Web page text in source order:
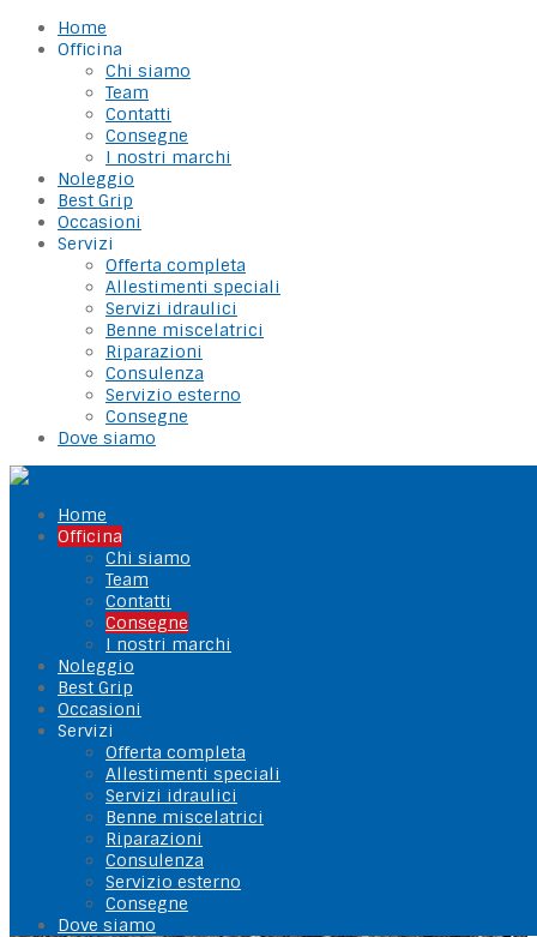
Home
Officina
Chi siamo
Team
Contatti
Consegne
I nostri marchi
Noleggio
Best Grip
Occasioni
Servizi
Offerta completa
Allestimenti speciali
Servizi idraulici
Benne miscelatrici
Riparazioni
Consulenza
Servizio esterno
Consegne
Dove siamo
Home
Officina
Chi siamo
Team
Contatti
Consegne
I nostri marchi
Noleggio
Best Grip
Occasioni
Servizi
Offerta completa
Allestimenti speciali
Servizi idraulici
Benne miscelatrici
Riparazioni
Consulenza
Servizio esterno
Consegne
Dove siamo